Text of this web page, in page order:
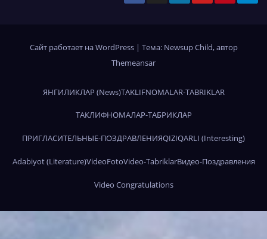
Сайт работает на WordPress | Тема: Newsup Child, автор
Themeansar
ЯНГИЛИКЛАР (News)TAKLIFNOMALAR-TABRIKLAR
ТАКЛИФНОМАЛАР-ТАБРИКЛАР
ПРИГЛАСИТЕЛЬНЫЕ-ПОЗДРАВЛЕНИЯQIZIQARLI (Interesting)
Adabiyot (Literature)VideoFotoVideo-TabriklarВидео-Поздравления
Video Congratulations